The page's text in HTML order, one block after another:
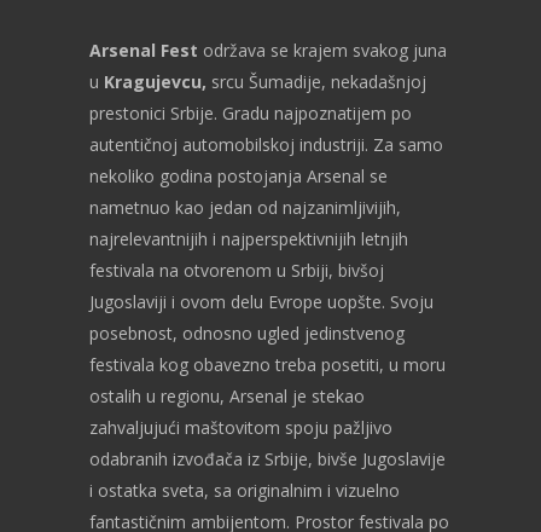
Arsenal Fest održava se krajem svakog juna
u Kragujevcu, srcu Šumadije, nekadašnjoj
prestonici Srbije. Gradu najpoznatijem po
autentičnoj automobilskoj industriji. Za samo
nekoliko godina postojanja Arsenal se
nametnuo kao jedan od najzanimljivijih,
najrelevantnijih i najperspektivnijih letnjih
festivala na otvorenom u Srbiji, bivšoj
Jugoslaviji i ovom delu Evrope uopšte. Svoju
posebnost, odnosno ugled jedinstvenog
festivala kog obavezno treba posetiti, u moru
ostalih u regionu, Arsenal je stekao
zahvaljujući maštovitom spoju pažljivo
odabranih izvođača iz Srbije, bivše Jugoslavije
i ostatka sveta, sa originalnim i vizuelno
fantastičnim ambijentom. Prostor festivala po